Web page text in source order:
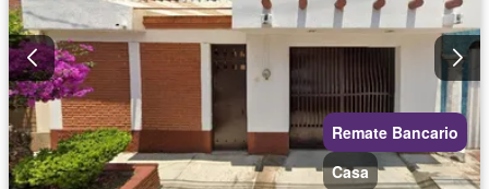
Remate Bancario
Casa